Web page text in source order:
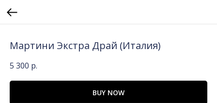
Мартини Экстра Драй (Италия)
5 300 р.
BUY NOW